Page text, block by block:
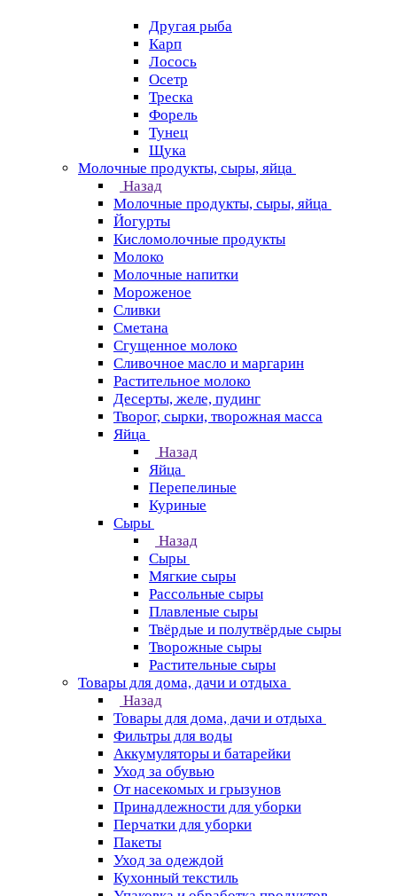
Другая рыба
Карп
Лосось
Осетр
Треска
Форель
Тунец
Щука
Молочные продукты, сыры, яйца
Назад
Молочные продукты, сыры, яйца
Йогурты
Кисломолочные продукты
Молоко
Молочные напитки
Мороженое
Сливки
Сметана
Сгущенное молоко
Сливочное масло и маргарин
Растительное молоко
Десерты, желе, пудинг
Творог, сырки, творожная масса
Яйца
Назад
Яйца
Перепелиные
Куриные
Сыры
Назад
Сыры
Мягкие сыры
Рассольные сыры
Плавленые сыры
Твёрдые и полутвёрдые сыры
Творожные сыры
Растительные сыры
Товары для дома, дачи и отдыха
Назад
Товары для дома, дачи и отдыха
Фильтры для воды
Аккумуляторы и батарейки
Уход за обувью
От насекомых и грызунов
Принадлежности для уборки
Перчатки для уборки
Пакеты
Уход за одеждой
Кухонный текстиль